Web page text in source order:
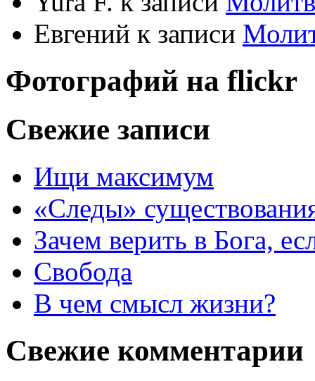
Евгений к записи
Фотографий на flickr
Свежие записи
Ищи максимум
«Следы»
Зачем верить в Бога,
Свобода
В чем смысл жизни?
Свежие комментарии